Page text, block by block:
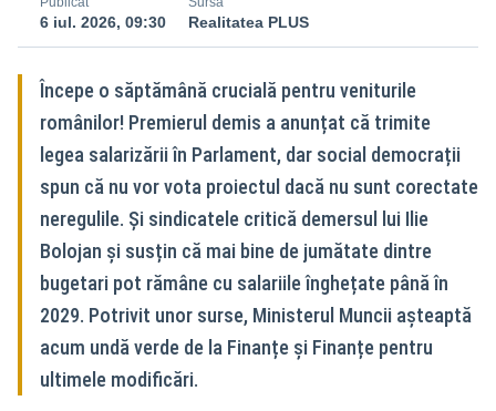
6 iul. 2026, 09:30 Realitatea PLUS
Începe o săptămână crucială pentru veniturile
românilor! Premierul demis a anunțat că trimite
legea salarizării în Parlament, dar social democrații
spun că nu vor vota proiectul dacă nu sunt corectate
neregulile. Și sindicatele critică demersul lui Ilie
Bolojan și susțin că mai bine de jumătate dintre
bugetari pot rămâne cu salariile înghețate până în
2029. Potrivit unor surse, Ministerul Muncii așteaptă
acum undă verde de la Finanțe și Finanțe pentru
ultimele modificări.